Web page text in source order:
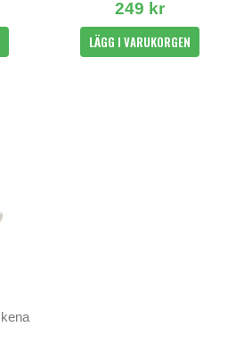
249 kr
LÄGG I VARUKORGEN